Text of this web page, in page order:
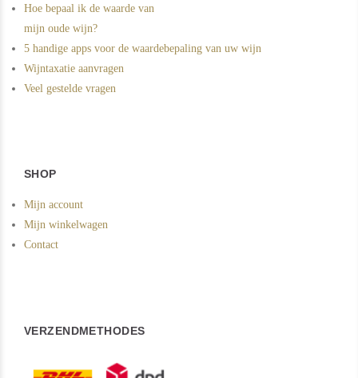
Hoe bepaal ik de waarde van
mijn oude wijn?
5 handige apps voor de waardebepaling van uw wijn
Wijntaxatie aanvragen
Veel gestelde vragen
SHOP
Mijn account
Mijn winkelwagen
Contact
VERZENDMETHODES